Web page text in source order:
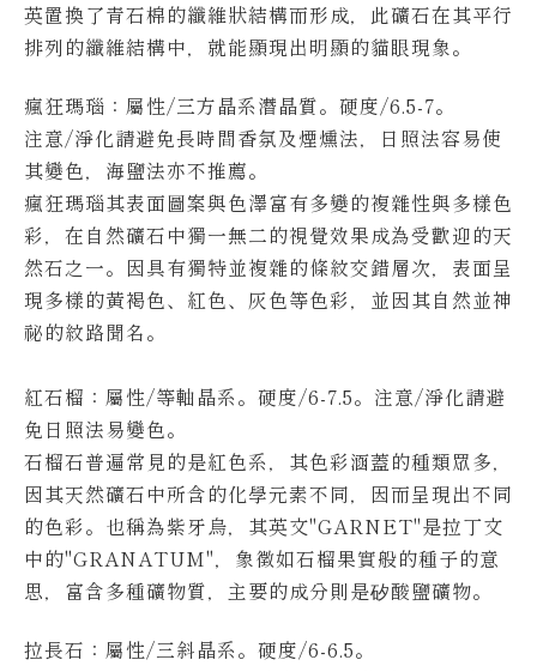
英置換了青石棉的纖維狀結構而形成，此礦石在其平行
排列的纖維結構中，就能顯現出明顯的貓眼現象。
瘋狂瑪瑙：屬性/三方晶系潛晶質。硬度/6.5-7。
注意/淨化請避免長時間香氛及煙燻法，日照法容易使
其變色，海鹽法亦不推薦。
瘋狂瑪瑙其表面圖案與色澤富有多變的複雜性與多樣色
彩，在自然礦石中獨一無二的視覺效果成為受歡迎的天
然石之一。 因具有獨特並複雜的條紋交錯層次，表面呈
現多樣的黃褐色、紅色、灰色等色彩，並因其自然並神
祕的紋路聞名。
紅石榴 ：屬性/等軸晶系。硬度/6-7.5。 注意/淨化請避
免日照法易變色。
石榴石普遍常見的是紅色系，其色彩涵蓋的種類眾多，
因其天然礦石中所含的化學元素不同，因而呈現出不同
的色彩。 也稱為紫牙烏，其英文"GARNET"是拉丁文
中的"GRANATUM"，象徵如石榴果實般的種子的意
思，富含多種礦物質，主要的成分則是矽酸鹽礦物。
拉長石 ：屬性/三斜晶系。硬度/6-6.5。